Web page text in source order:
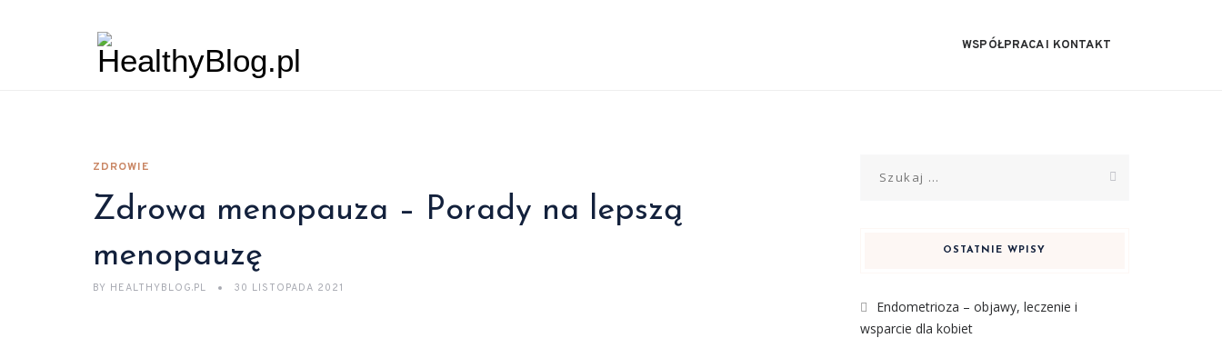
WSPÓŁPRACA I KONTAKT
ZDROWIE
Zdrowa menopauza – Porady na lepszą
menopauzę
BY HEALTHYBLOG.PL 30 LISTOPADA 2021
OSTATNIE WPISY
Endometrioza – objawy, leczenie i
wsparcie dla kobiet